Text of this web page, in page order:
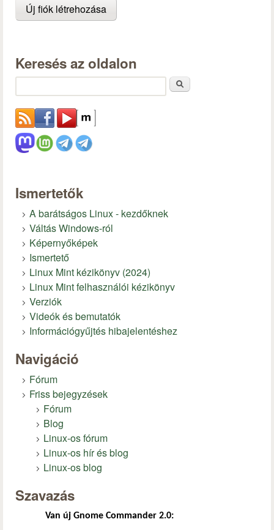
Keresés az oldalon
Ismertetők
A barátságos Linux - kezdőknek
Váltás Windows-ról
Képernyőképek
Ismertető
Linux Mint kézikönyv (2024)
Linux Mint felhasználói kézikönyv
Verziók
Videók és bemutatók
Információgyűjtés hibajelentéshez
Navigáció
Fórum
Friss bejegyzések
Fórum
Blog
Linux-os fórum
Linux-os hír és blog
Linux-os blog
Szavazás
Van új Gnome Commander 2.0: